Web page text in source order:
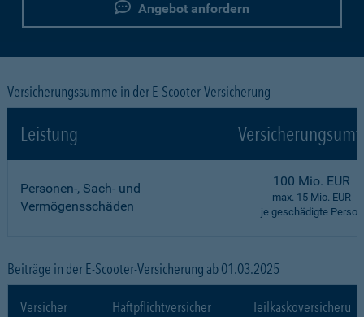
Angebot anfordern
Versicherungssumme in der E-Scooter-Versicherung
Leistung
Personen-, Sach- und
Vermögensschäden
100 Mio. EUR
max. 15 Mio. EUR
je geschädigte Person
Beiträge in der E-Scooter-Versicherung ab 01.03.2025
Versicher
Haftpflichtversicher
Teilkaskoversicheru